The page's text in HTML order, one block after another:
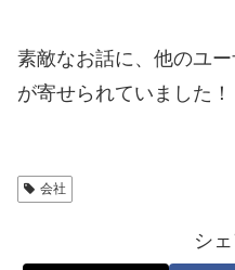
素敵なお話に、他のユ
が寄せられていました！
会社
シ